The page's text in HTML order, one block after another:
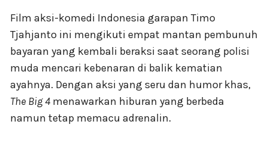
Film aksi-komedi Indonesia garapan Timo
Tjahjanto ini mengikuti empat mantan pembunuh
bayaran yang kembali beraksi saat seorang polisi
muda mencari kebenaran di balik kematian
ayahnya. Dengan aksi yang seru dan humor khas,
The Big 4 menawarkan hiburan yang berbeda
namun tetap memacu adrenalin.